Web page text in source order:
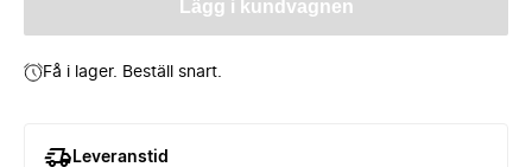
Lägg i kundvagnen
Få i lager. Beställ snart.
Leveranstid